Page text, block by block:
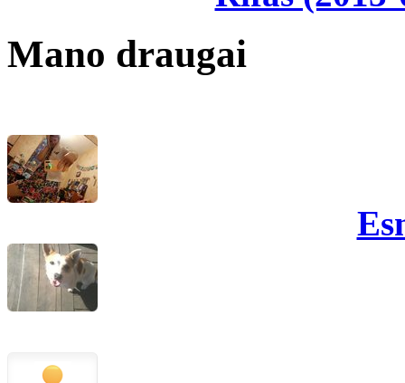
Mano draugai